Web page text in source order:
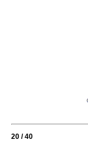
20 / 40